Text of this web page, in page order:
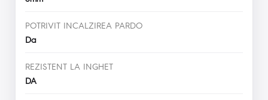
POTRIVIT INCALZIREA PARDO
Da
REZISTENT LA INGHET
DA